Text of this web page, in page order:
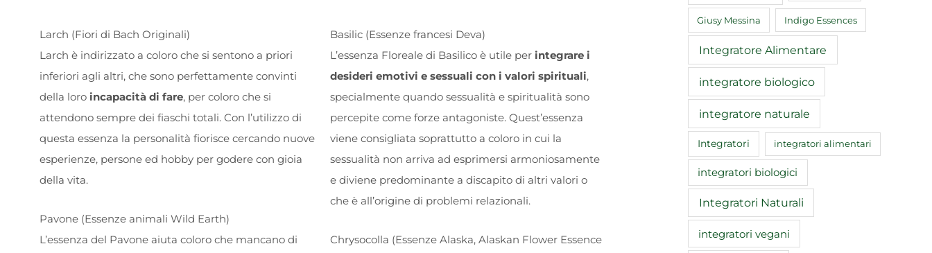
Larch (Fiori di Bach Originali)
Larch è indirizzato a coloro che si sentono a priori
inferiori agli altri, che sono perfettamente convinti
della loro incapacità di fare, per coloro che si
attendono sempre dei fiaschi totali. Con l’utilizzo di
questa essenza la personalità fiorisce cercando nuove
esperienze, persone ed hobby per godere con gioia
della vita.
Pavone (Essenze animali Wild Earth)
L’essenza del Pavone aiuta coloro che mancano di
Basilic (Essenze francesi Deva)
L’essenza Floreale di Basilico è utile per integrare i
desideri emotivi e sessuali con i valori spirituali,
specialmente quando sessualità e spiritualità sono
percepite come forze antagoniste. Quest’essenza
viene consigliata soprattutto a coloro in cui la
sessualità non arriva ad esprimersi armoniosamente
e diviene predominante a discapito di altri valori o
che è all’origine di problemi relazionali.
Chrysocolla (Essenze Alaska, Alaskan Flower Essence
Giusy Messina Indigo Essences
Integratore Alimentare
integratore biologico
integratore naturale
Integratori integratori alimentari
integratori biologici
Integratori Naturali
integratori vegani